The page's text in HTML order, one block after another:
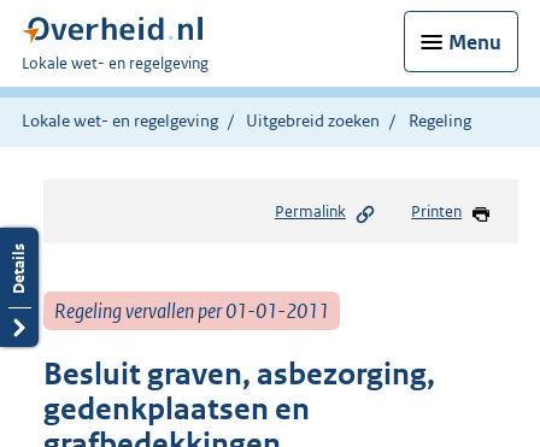
Menu
U
bent
hier:
Lokale wet- en regelgeving
Lokale wet- en regelgeving Uitgebreid zoeken Regeling
Permalink Printen
Regeling vervallen per 01-01-2011
Besluit graven, asbezorging,
gedenkplaatsen en